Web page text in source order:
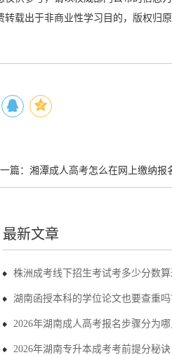
载出于非商业性学习目的，版权归
一篇： 湘潭成人高考怎么在网上缴纳报
最新文章
株洲成考线下招生考试考多少分数算
湖南函授本科的学位论文也要查重吗
2026年湖南成人高考报名步骤分为哪
2026年湖南专升本成考考前提分秘诀